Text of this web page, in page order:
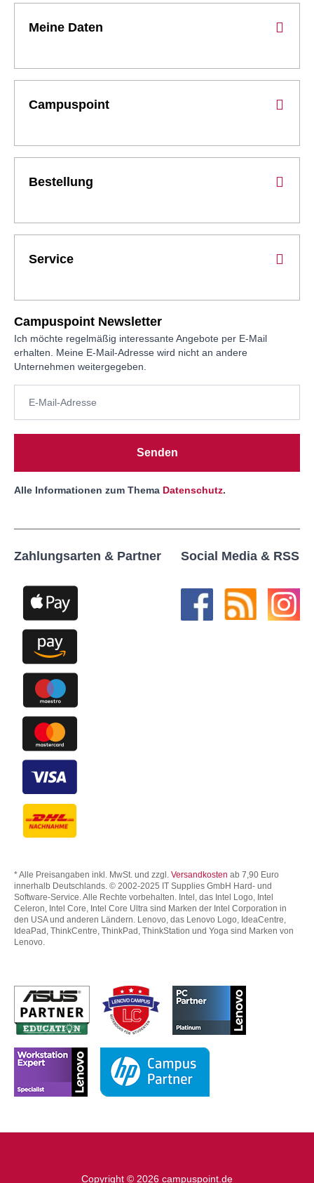
Meine Daten
Campuspoint
Bestellung
Service
Campuspoint Newsletter
Ich möchte regelmäßig interessante Angebote per E-Mail
erhalten. Meine E-Mail-Adresse wird nicht an andere
Unternehmen weitergegeben.
Senden
Alle Informationen zum Thema Datenschutz.
Zahlungsarten & Partner Social Media & RSS
* Alle Preisangaben inkl. MwSt. und zzgl. Versandkosten ab 7,90 Euro
innerhalb Deutschlands. © 2002-2025 IT Supplies GmbH Hard- und
Software-Service. Alle Rechte vorbehalten. Intel, das Intel Logo, Intel
Celeron, Intel Core, Intel Core Ultra sind Marken der Intel Corporation in
den USA und anderen Ländern. Lenovo, das Lenovo Logo, IdeaCentre,
IdeaPad, ThinkCentre, ThinkPad, ThinkStation und Yoga sind Marken von
Lenovo.
Copyright © 2026 campuspoint.de